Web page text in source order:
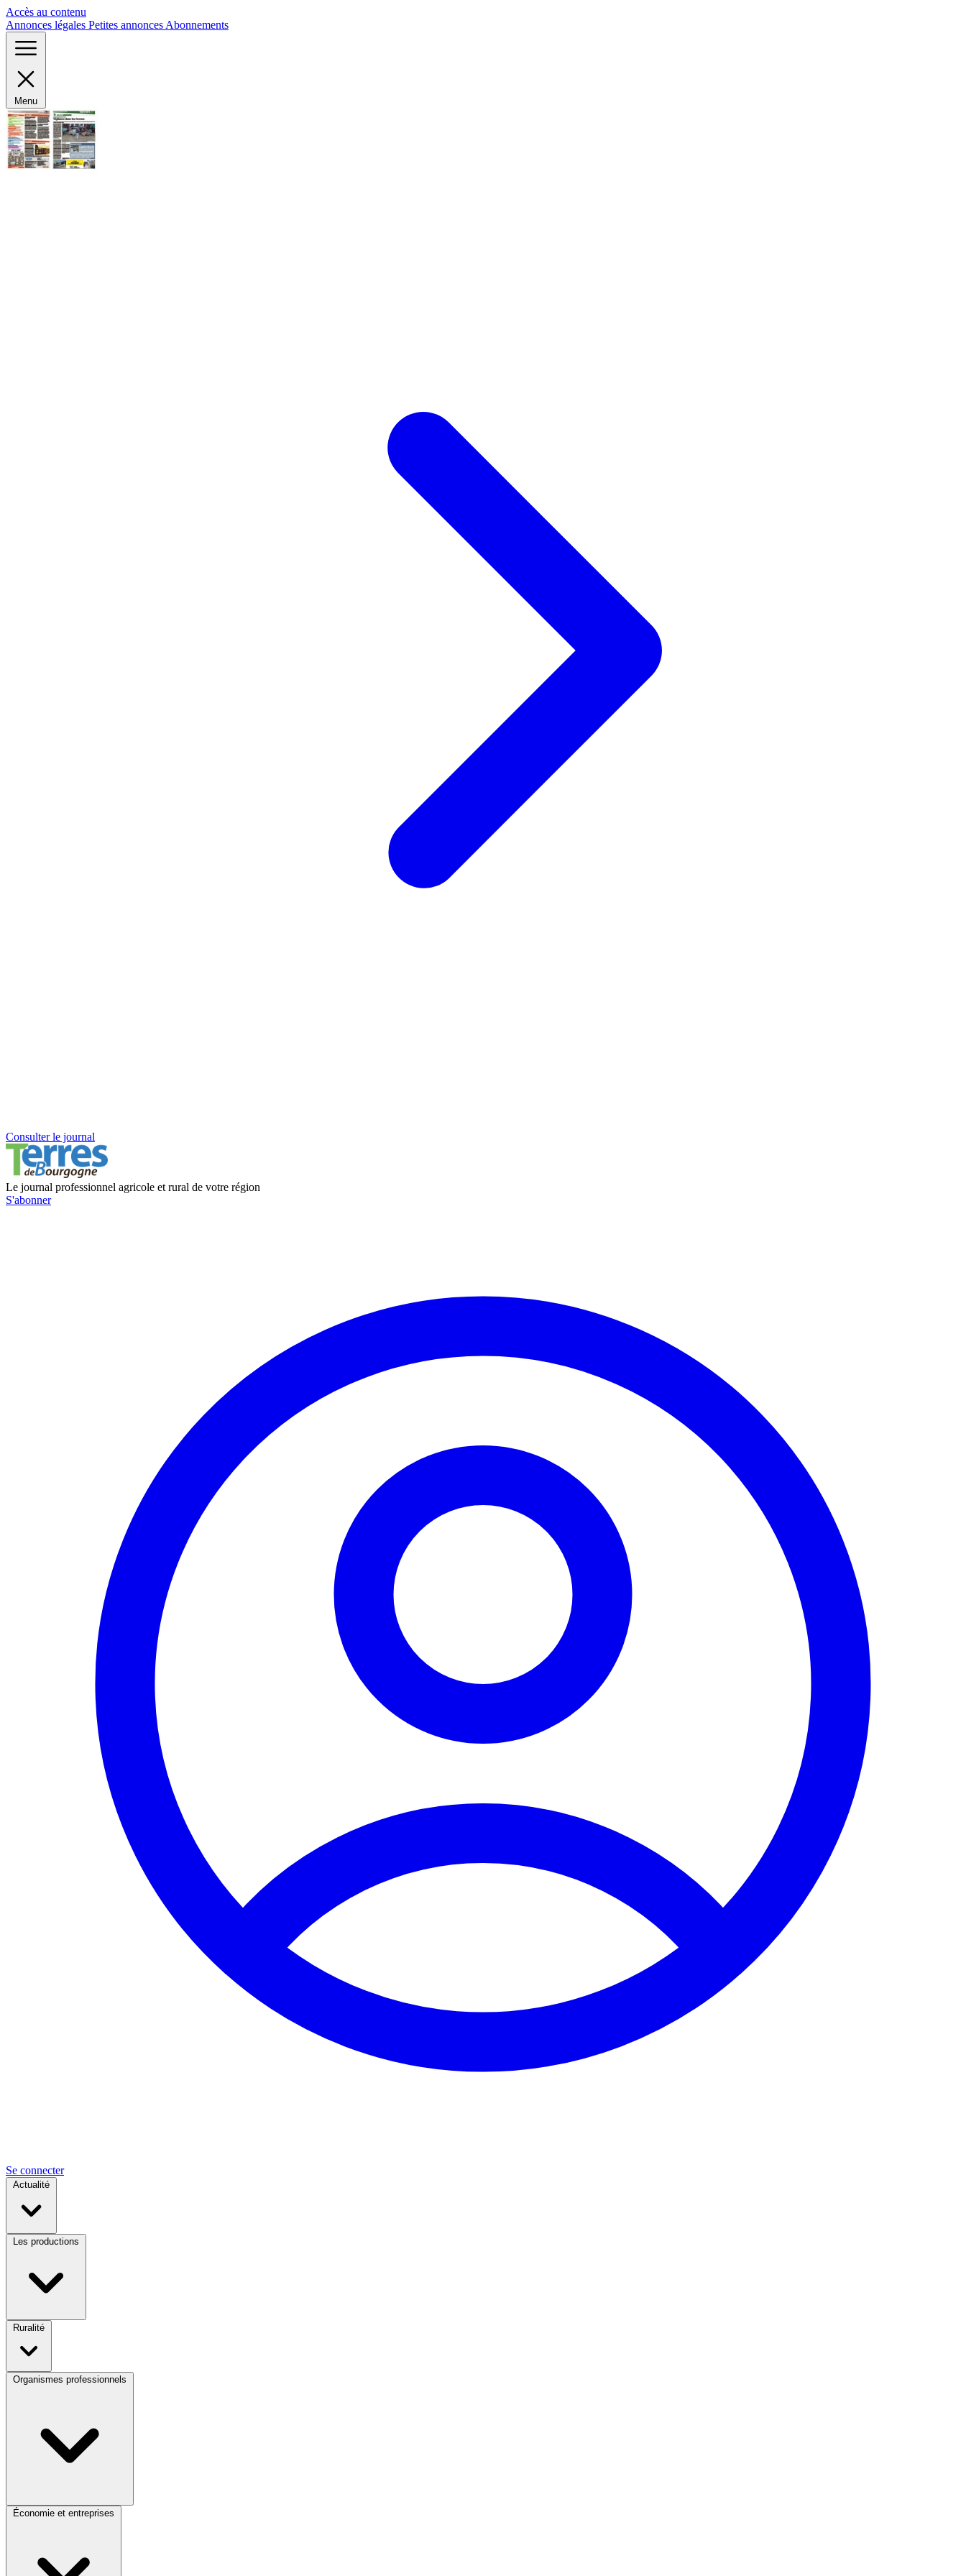
Accès au contenu
Annonces légales Petites annonces Abonnements
Menu
Consulter le journal
Le journal professionnel agricole et rural de votre région
S'abonner
Se connecter
Actualité
Les productions
Ruralité
Organismes professionnels
Économie et entreprises
Panneau de gestion des cookies